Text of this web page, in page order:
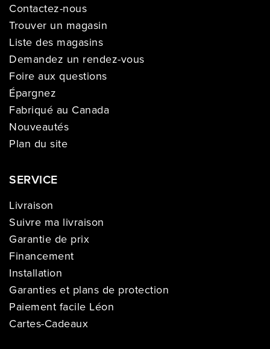
Contactez-nous
Trouver un magasin
Liste des magasins
Demandez un rendez-vous
Foire aux questions
Épargnez
Fabriqué au Canada
Nouveautés
Plan du site
SERVICE
Livraison
Suivre ma livraison
Garantie de prix
Financement
Installation
Garanties et plans de protection
Paiement facile Léon
Cartes-Cadeaux